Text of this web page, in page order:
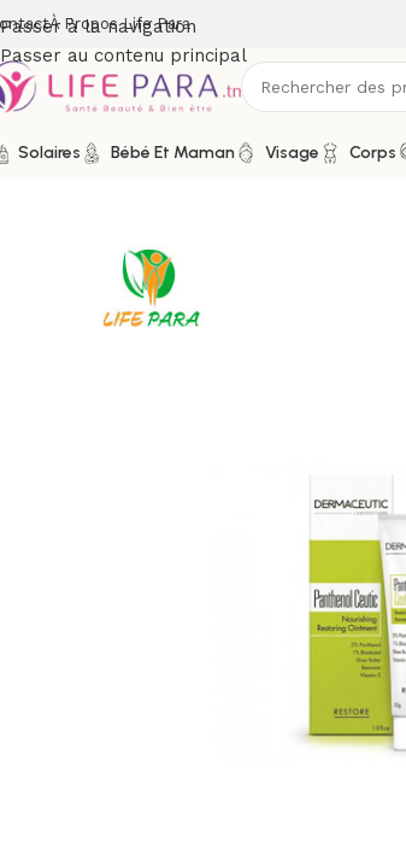
Passer à la navigation
Passer au contenu principal
À Propos Life Para
Solaires Bébé Et Maman Visage Corps
/Boutique / DERMACEUTIC